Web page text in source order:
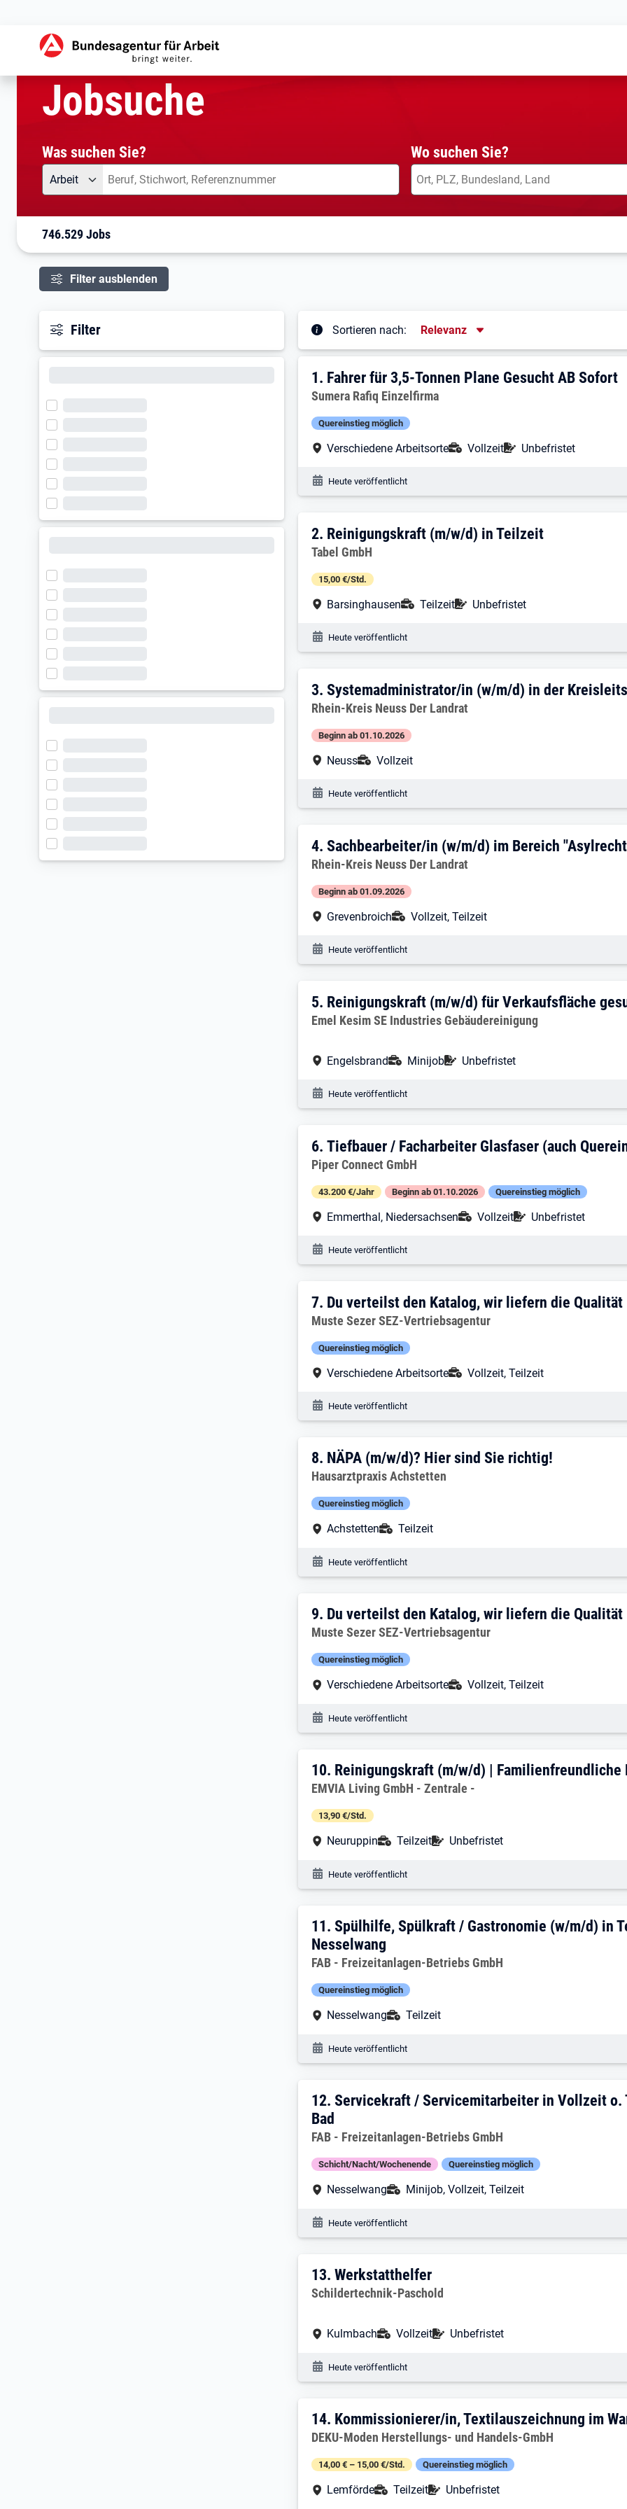
Startseite
Jobsuche
Was suchen Sie?
Angebotsart
Arbeit Was suchen Sie?
Wo suchen Sie?
746.529 Jobs
Filter ausblenden
Filter Sortieren nach: Sortierung
Relevanz
Ergebnisliste
1. Ergebnis: Fahrer für 3,5-Tonnen
1. Fahrer für 3,5-Tonnen Plane Gesucht AB Sofort
Arbeitgeber:
Sumera Rafiq Einzelfirma
Quereinstieg möglich
Arbeitsort:
Verschiedene Arbeitsorte Anstellungsart:
Vollzeit Befristung:
Unbefristet
Veröffentlichungsdatum:
Heute veröffentlicht
2. Ergebnis: Reinigungskraft (m/w/d) in
2. Reinigungskraft (m/w/d) in Teilzeit
Arbeitgeber:
Tabel GmbH
15,00 €/Std.
Arbeitsort:
Barsinghausen Anstellungsart:
Teilzeit Befristung:
Unbefristet
Veröffentlichungsdatum:
Heute veröffentlicht
3. Ergebnis: Systemadministrator/in
3.Systemadministrator/in (w/m/d) in der
Arbeitgeber:
Rhein-Kreis Neuss Der Landrat
Beginn ab 01.10.2026
Arbeitsort:
Neuss Anstellungsart:
Vollzeit
Veröffentlichungsdatum:
Heute veröffentlicht
4. Ergebnis: Sachbearbeiter/in (w/m/d)
4.Sachbearbeiter/in (w/m/d) im Bereich
Arbeitgeber:
Rhein-Kreis Neuss Der Landrat
Beginn ab 01.09.2026
Arbeitsort:
Grevenbroich Anstellungsart:
Vollzeit, Teilzeit
Veröffentlichungsdatum:
Heute veröffentlicht
5. Ergebnis: Reinigungskraft (m/w/d) für
5. Reinigungskraft (m/w/d) für Verkaufsfläche
Arbeitgeber:
Emel Kesim SE Industries Gebäudereinigung
Arbeitsort:
Engelsbrand Anstellungsart:
Minijob Befristung:
Unbefristet
Veröffentlichungsdatum:
Heute veröffentlicht
6. Ergebnis: Tiefbauer / Facharbeiter
6.Tiefbauer / Facharbeiter Glasfaser (auch
Arbeitgeber:
Piper Connect GmbH
43.200 €/Jahr Beginn ab 01.10.2026 Quereinstieg möglich
Arbeitsort:
Emmerthal, Niedersachsen Anstellungsart:
Vollzeit Befristung:
Unbefristet
Veröffentlichungsdatum:
Heute veröffentlicht
7. Ergebnis: Du verteilst den Katalog,
7. Du verteilst den Katalog, wir liefern die Qualität
Arbeitgeber:
Muste Sezer SEZ-Vertriebsagentur
Quereinstieg möglich
Arbeitsort:
Verschiedene Arbeitsorte Anstellungsart:
Vollzeit, Teilzeit
Veröffentlichungsdatum:
Heute veröffentlicht
8. Ergebnis: NÄPA (m/w/d)? Hier sind
8. NÄPA (m/w/d)? Hier sind Sie richtig!
Arbeitgeber:
Hausarztpraxis Achstetten
Quereinstieg möglich
Arbeitsort:
Achstetten Anstellungsart:
Teilzeit
Veröffentlichungsdatum:
Heute veröffentlicht
9. Ergebnis: Du verteilst den Katalog,
9. Du verteilst den Katalog, wir liefern die Qualität
Arbeitgeber:
Muste Sezer SEZ-Vertriebsagentur
Quereinstieg möglich
Arbeitsort:
Verschiedene Arbeitsorte Anstellungsart:
Vollzeit, Teilzeit
Veröffentlichungsdatum:
Heute veröffentlicht
10. Ergebnis: Reinigungskraft (m/w/d)
10. Reinigungskraft (m/w/d) | Familienfreundliche
Arbeitgeber:
EMVIA Living GmbH - Zentrale -
13,90 €/Std.
Arbeitsort:
Neuruppin Anstellungsart:
Teilzeit Befristung:
Unbefristet
Veröffentlichungsdatum:
Heute veröffentlicht
11. Ergebnis: Spülhilfe, Spülkraft /
11.Spülhilfe, Spülkraft / Gastronomie (w/m/d) in
Nesselwang
Arbeitgeber:
FAB - Freizeitanlagen-Betriebs GmbH
Quereinstieg möglich
Arbeitsort:
Nesselwang Anstellungsart:
Teilzeit
Veröffentlichungsdatum:
Heute veröffentlicht
12. Ergebnis: Servicekraft /
12.Servicekraft / Servicemitarbeiter in Vollzeit o.
Bad
Arbeitgeber:
FAB - Freizeitanlagen-Betriebs GmbH
Schicht/Nacht/Wochenende Quereinstieg möglich
Arbeitsort:
Nesselwang Anstellungsart:
Minijob, Vollzeit, Teilzeit
Veröffentlichungsdatum:
Heute veröffentlicht
13. Ergebnis: Werkstatthelfer
13.Werkstatthelfer
Arbeitgeber:
Schildertechnik-Paschold
Arbeitsort:
Kulmbach Anstellungsart:
Vollzeit Befristung:
Unbefristet
Veröffentlichungsdatum:
Heute veröffentlicht
14. Ergebnis: Kommissionierer/in,
14. Kommissionierer/in, Textilauszeichnung im
Arbeitgeber:
DEKU-Moden Herstellungs- und Handels-GmbH
14,00 € – 15,00 €/Std. Quereinstieg möglich
Arbeitsort:
Lemförde Anstellungsart:
Teilzeit Befristung:
Unbefristet